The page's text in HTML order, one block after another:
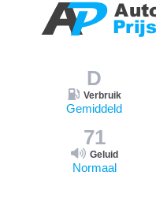
D
Verbruik
Gemiddeld
71
Geluid
Normaal